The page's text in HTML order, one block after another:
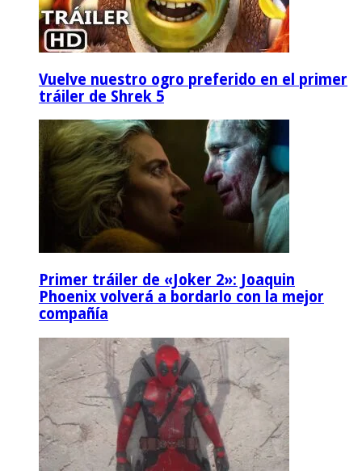
Vuelve nuestro ogro preferido en el primer
tráiler de Shrek 5
Primer tráiler de «Joker 2»: Joaquin
Phoenix volverá a bordarlo con la mejor
compañía